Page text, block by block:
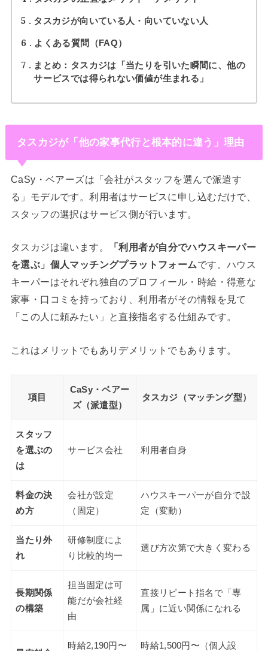
5 タスカジが向いている人・向いていない人
6 よくある質問（FAQ）
7
まとめ：タスカジは「当たりを引いた瞬間に、他の
サービスでは得られない価値が生まれる」
タスカジが「他の家事代行と根本的に違う」理由
CaSy・ベアーズは「会社がスタッフを選んで派遣す
る」モデルです。利用者はサービスに申し込むだけで、
スタッフの選択はサービス側が行います。
タスカジは違います。
「利用者が自分でハウスキーパー
を選ぶ」個人マッチングプラットフォームです。ハウス
キーパーはそれぞれ独自のプロフィール・時給・得意な
家事・口コミを持っており、利用者がその情報を見て
「この人に頼みたい」と直接指名する仕組みです。
これはメリットでもありデメリットでもあります。
項目
CaSy・ベアー
ズ（派遣型）
タスカジ（マッチング型）
スタッフ
を選ぶの
は
サービス会社 利用者自身
料金の決
め方
会社が設定
（固定）
ハウスキーパーが自分で設
定（変動）
当たり外
れ
研修制度によ
り比較的均一
選び方次第で大きく変わる
長期関係
の構築
担当固定は可
能だが会社経
由
直接リピート指名で「専
属」に近い関係になれる
時給2,190円〜
時給1,500円〜（個人設